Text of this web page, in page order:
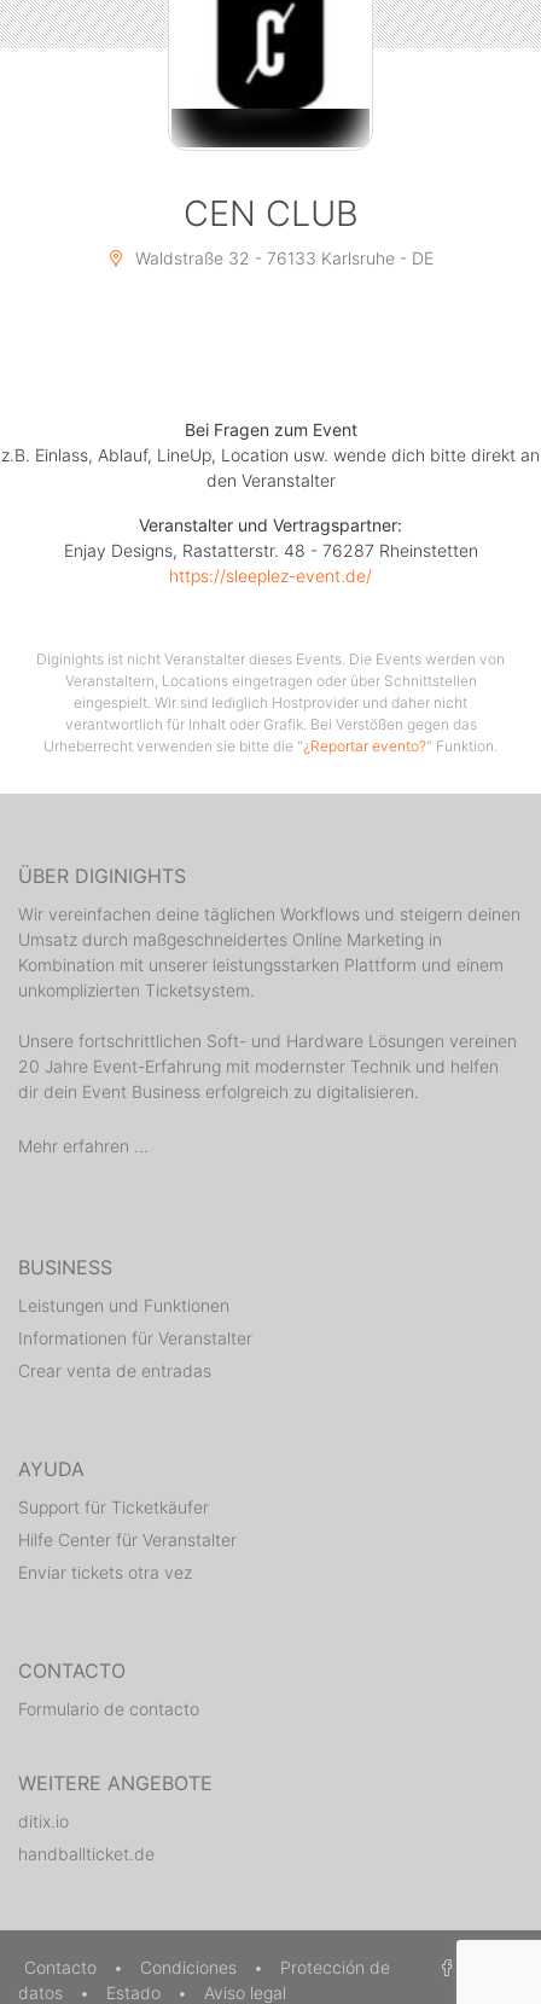
CEN CLUB
Waldstraße 32 - 76133 Karlsruhe - DE
Bei Fragen zum Event
z.B. Einlass, Ablauf, LineUp, Location usw. wende dich bitte direkt an
den Veranstalter
Veranstalter und Vertragspartner:
Enjay Designs, Rastatterstr. 48 - 76287 Rheinstetten
https://sleeplez-event.de/
Diginights ist nicht Veranstalter dieses Events. Die Events werden von
Veranstaltern, Locations eingetragen oder über Schnittstellen
eingespielt. Wir sind lediglich Hostprovider und daher nicht
verantwortlich für Inhalt oder Grafik. Bei Verstößen gegen das
Urheberrecht verwenden sie bitte die "¿Reportar evento?" Funktion.
ÜBER DIGINIGHTS
Wir vereinfachen deine täglichen Workflows und steigern deinen
Umsatz durch maßgeschneidertes Online Marketing in
Kombination mit unserer leistungsstarken Plattform und einem
unkomplizierten Ticketsystem.
Unsere fortschrittlichen Soft- und Hardware Lösungen vereinen
20 Jahre Event-Erfahrung mit modernster Technik und helfen
dir dein Event Business erfolgreich zu digitalisieren.
Mehr erfahren ...
BUSINESS
Leistungen und Funktionen
Informationen für Veranstalter
Crear venta de entradas
AYUDA
Support für Ticketkäufer
Hilfe Center für Veranstalter
Enviar tickets otra vez
CONTACTO
Formulario de contacto
WEITERE ANGEBOTE
ditix.io
handballticket.de
Contacto • Condiciones •
Protección de
datos
• Estado • Aviso legal